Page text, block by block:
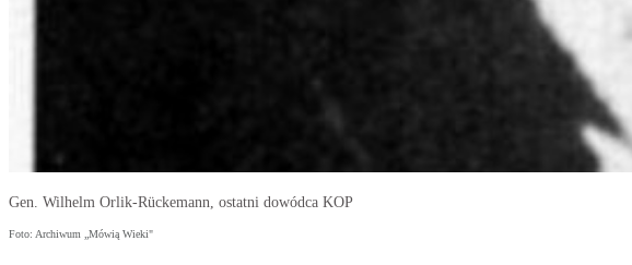
Gen. Wilhelm Orlik-Rückemann, ostatni dowódca KOP
Foto: Archiwum „Mówią Wieki"